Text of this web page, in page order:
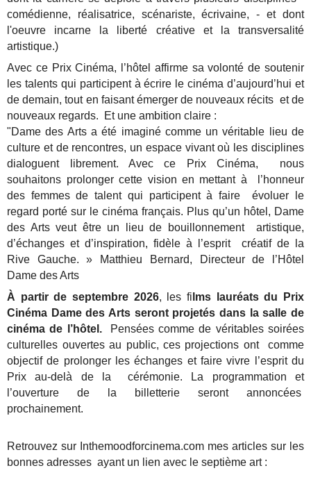
comédienne, réalisatrice, scénariste, écrivaine, - et dont
l'oeuvre incarne la liberté créative et la transversalité
artistique.)
Avec ce Prix Cinéma, l’hôtel affirme sa volonté de soutenir
les talents qui participent à écrire le cinéma d’aujourd’hui et
de demain, tout en faisant émerger de nouveaux récits et de
nouveaux regards. Et une ambition claire :
"Dame des Arts a été imaginé comme un véritable lieu de
culture et de rencontres, un espace vivant où les disciplines
dialoguent librement. Avec ce Prix Cinéma, nous
souhaitons prolonger cette vision en mettant à l’honneur
des femmes de talent qui participent à faire évoluer le
regard porté sur le cinéma français. Plus qu’un hôtel, Dame
des Arts veut être un lieu de bouillonnement artistique,
d’échanges et d’inspiration, fidèle à l’esprit créatif de la
Rive Gauche. » Matthieu Bernard, Directeur de l’Hôtel
Dame des Arts
À partir de septembre 2026, les fi lms lauréats du Prix
Cinéma Dame des Arts seront projetés dans la salle de
cinéma de l’hôtel.Pensées comme de véritables soirées
culturelles ouvertes au public, ces projections ont comme
objectif de prolonger les échanges et faire vivre l’esprit du
Prix au-delà de la cérémonie. La programmation et
l’ouverture de la billetterie seront annoncées
prochainement.
Retrouvez sur Inthemoodforcinema.com mes articles sur les
bonnes adresses ayant un lien avec le septième art :